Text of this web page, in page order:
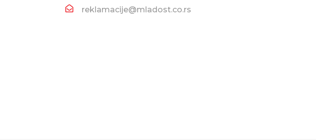
reklamacije@mladost.co.rs